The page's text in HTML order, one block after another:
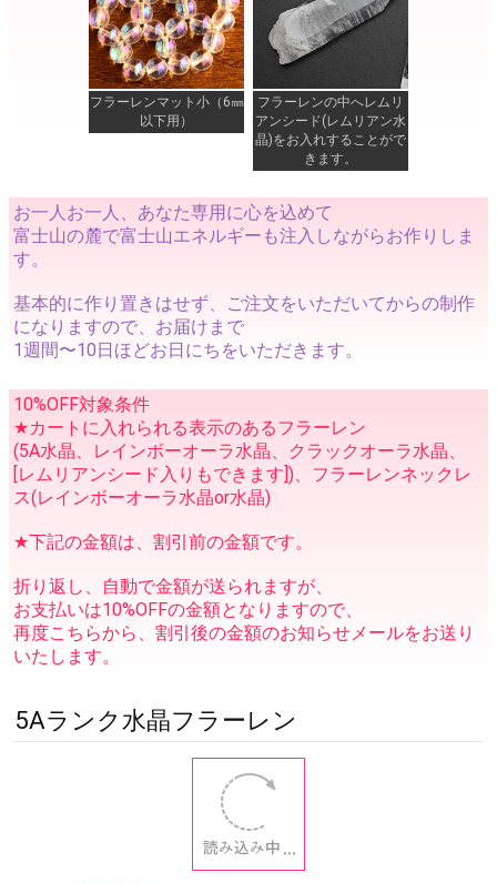
フラーレンマット小（6㎜
以下用）
フラーレンの中へレムリ
アンシード(レムリアン水
晶)をお入れすることがで
きます。
お一人お一人、あなた専用に心を込めて
富士山の麓で富士山エネルギーも注入しながらお作りしま
す。
基本的に作り置きはせず、ご注文をいただいてからの制作
になりますので、お届けまで
1週間〜10日ほどお日にちをいただきます。
10%OFF対象条件
★カートに入れられる表示のあるフラーレン
(5A水晶、レインボーオーラ水晶、クラックオーラ水晶、
[レムリアンシード入りもできます])、フラーレンネックレ
ス(レインボーオーラ水晶or水晶)
★下記の金額は、割引前の金額です。
折り返し、自動で金額が送られますが、
お支払いは10%OFFの金額となりますので、
再度こちらから、割引後の金額のお知らせメールをお送り
いたします。
5Aランク水晶フラーレン